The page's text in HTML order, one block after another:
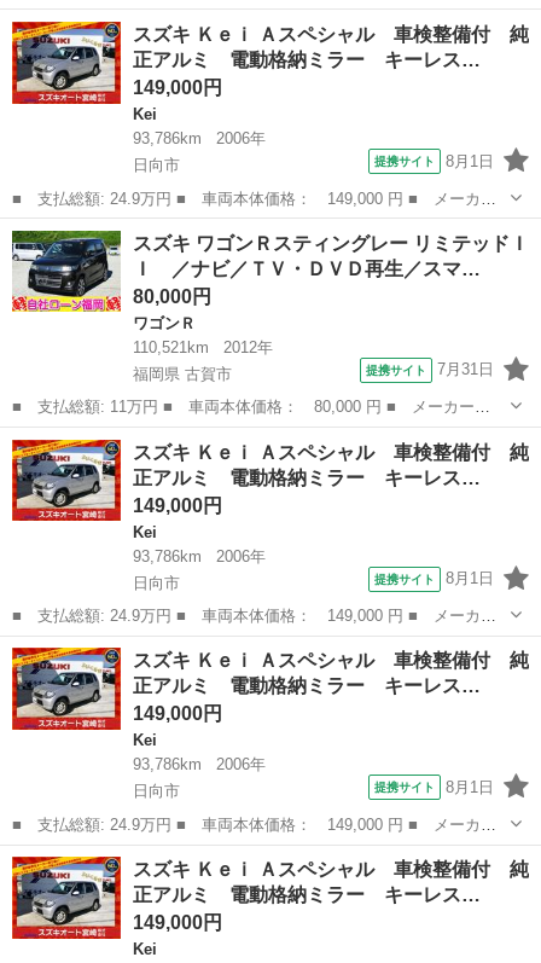
名： スズキ ■ 車種名： Ｋｅｉ ■ グレード名： Ａスペシャ
ル 車検整備付 純正アルミ 電動格納ミラー キーレス 衝突安全
ボディ ■ 排...
宮崎 日向市 Kei
スズキ Ｋｅｉ Ａスペシャル 車検整備付 純
正アルミ 電動格納ミラー キーレス…
149,000円
Kei
93,786km
2006年
日向市
提携サイト 8月1日
■ 支払総額: 24.9万円 ■ 車両本体価格： 149,000 円 ■ メーカー
名： スズキ ■ 車種名： Ｋｅｉ ■ グレード名： Ａスペシャ
ル 車検整備付 純正アルミ 電動格納ミラー キーレス 衝突安全
ボディ ■ 排...
宮崎 日向市 Kei ミラー
スズキ ワゴンＲスティングレー リミテッドＩ
Ｉ ／ナビ／ＴＶ・ＤＶＤ再生／スマ…
80,000円
ワゴンＲ
110,521km
2012年
福岡県 古賀市
提携サイト 7月31日
■ 支払総額: 11万円 ■ 車両本体価格： 80,000 円 ■ メーカー
名： スズキ ■ 車種名： ワゴンＲスティングレー ■ グレード
名： リミテッドＩＩ ／ナビ／ＴＶ・ＤＶＤ再生／スマートキー／
プッシュスタート／ア...
福岡 古賀市 ワゴンＲ
スズキ Ｋｅｉ Ａスペシャル 車検整備付 純
正アルミ 電動格納ミラー キーレス…
149,000円
Kei
93,786km
2006年
日向市
提携サイト 8月1日
■ 支払総額: 24.9万円 ■ 車両本体価格： 149,000 円 ■ メーカー
名： スズキ ■ 車種名： Ｋｅｉ ■ グレード名： Ａスペシャ
ル 車検整備付 純正アルミ 電動格納ミラー キーレス 衝突安全
ボディ ■ 排...
宮崎 日向市 Kei
スズキ Ｋｅｉ Ａスペシャル 車検整備付 純
正アルミ 電動格納ミラー キーレス…
149,000円
Kei
93,786km
2006年
日向市
提携サイト 8月1日
■ 支払総額: 24.9万円 ■ 車両本体価格： 149,000 円 ■ メーカー
名： スズキ ■ 車種名： Ｋｅｉ ■ グレード名： Ａスペシャ
ル 車検整備付 純正アルミ 電動格納ミラー キーレス 衝突安全
ボディ ■ 排...
宮崎 日向市 Kei
スズキ Ｋｅｉ Ａスペシャル 車検整備付 純
正アルミ 電動格納ミラー キーレス…
149,000円
Kei